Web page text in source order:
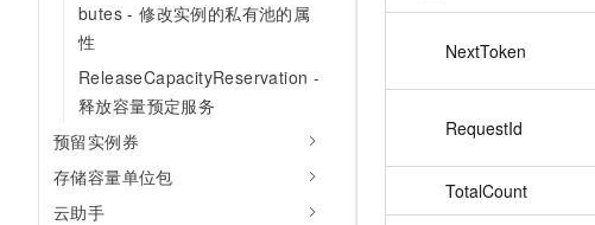
butes - 修改实例的私有池的属
性
ReleaseCapacityReservation -
释放容量预定服务
预留实例券
存储容量单位包
云助手
NextToken
RequestId
TotalCount